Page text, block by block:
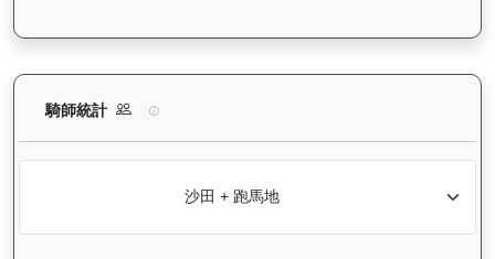
騎師統計 寶進（K249）— 騎師統計分析：查看各騎師策